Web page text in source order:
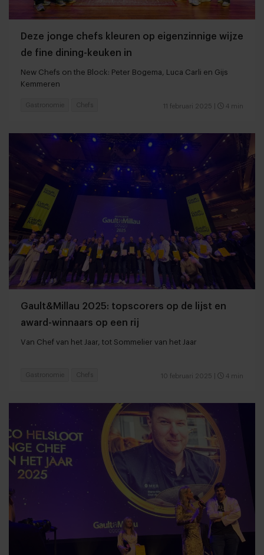
Deze jonge chefs kleuren op eigenzinnige wijze
de fine dining-keuken in
New Chefs on the Block: Peter Bogema, Luca Carli en Gijs
Kemmeren
11 februari 2025 4 min
Gastronomie Chefs
Gault&Millau 2025: topscorers op de lijst en
award-winnaars op een rij
Van Chef van het Jaar, tot Sommelier van het Jaar
10 februari 2025 4 min
Gastronomie Chefs